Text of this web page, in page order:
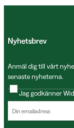
Nyhetsbrev
Anmäl dig till vårt
senaste nyheterna.
Jag godkänner